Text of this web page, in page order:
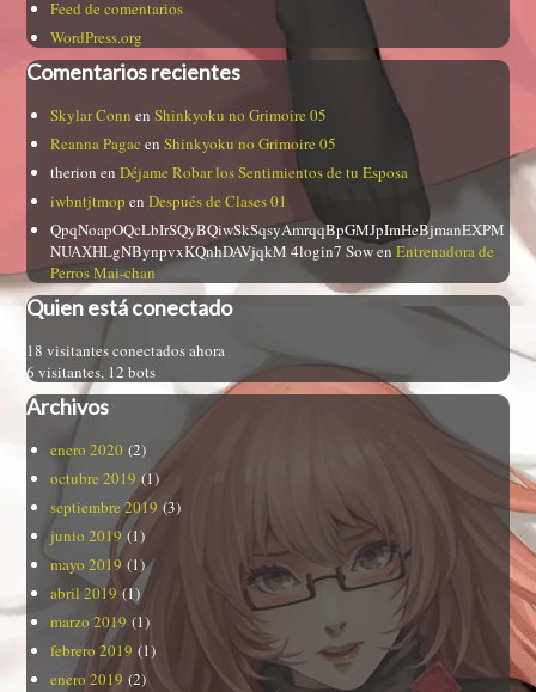
Feed de comentarios
WordPress.org
Comentarios recientes
Skylar Conn enShinkyoku no Grimoire 05
Reanna Pagac enShinkyoku no Grimoire 05
therion enDéjame Robar los Sentimientos de tu Esposa
iwbntjtmop enDespués de Clases 01
QpqNoapOQcLbIrSQyBQiwSkSqsyAmrqqBpGMJpImHeBjmanEXPM
NUAXHLgNBynpvxKQnhDAVjqkM 4login7 SowenEntrenadora de
Perros Mai-chan
Quien está conectado
18 visitantes conectados ahora
6 visitantes, 12 bots
Archivos
enero 2020 (2)
octubre 2019 (1)
septiembre 2019 (3)
junio 2019(1)
mayo 2019 (1)
abril 2019 (1)
marzo 2019 (1)
febrero 2019 (1)
enero 2019 (2)